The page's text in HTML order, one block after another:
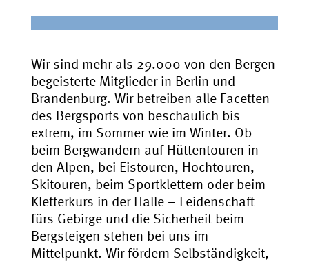
Wir sind mehr als 29.000 von den Bergen
begeisterte Mitglieder in Berlin und
Brandenburg. Wir betreiben alle Facetten
des Bergsports von beschaulich bis
extrem, im Sommer wie im Winter. Ob
beim Bergwandern auf Hüttentouren in
den Alpen, bei Eistouren, Hochtouren,
Skitouren, beim Sportklettern oder beim
Kletterkurs in der Halle – Leidenschaft
fürs Gebirge und die Sicherheit beim
Bergsteigen stehen bei uns im
Mittelpunkt. Wir fördern Selbständigkeit,